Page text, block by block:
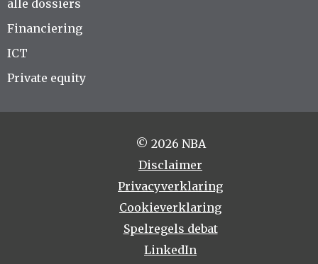
alle dossiers
Financiering
ICT
Private equity
© 2026 NBA
Disclaimer
Privacyverklaring
Cookieverklaring
Spelregels debat
LinkedIn